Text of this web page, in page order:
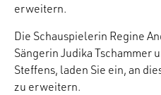
erweitern.
Die Schauspielerin Regine
Sängerin Judika Tschammer
Steffens, laden Sie ein, an
zu erweitern.